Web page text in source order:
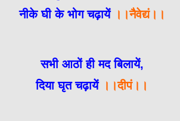
नीके घी के भोग चढ़ायें।।नैवेद्यं।।
सभी आठों ही मद बिलायें,
दिया घृत चढ़ायें।।दीपं।।